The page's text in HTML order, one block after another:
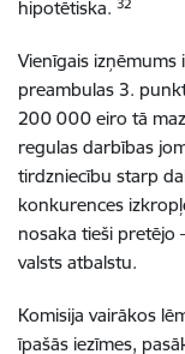
hipotētiska.
Vienīgais
preambulas 3.
200 000 eiro tā
regulas darbības
tirdzniecību starp
konkurences
nosaka tieši pretējo
valsts atbalstu.
Komisija vairākos
īpašās iezīmes,